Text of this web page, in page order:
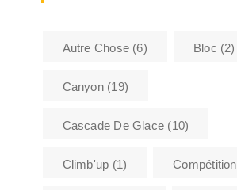
Autre Chose(6) Bloc (2)
Canyon(19)
Cascade De Glace (10)
Climb'up (1) Compétition